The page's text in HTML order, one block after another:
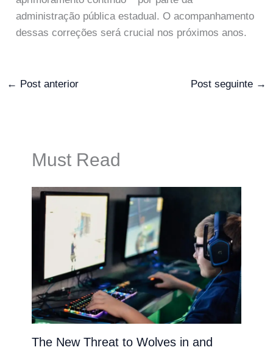
administração pública estadual. O acompanhamento
dessas correções será crucial nos próximos anos.
← Post anterior Post seguinte →
Must Read
The New Threat to Wolves in and